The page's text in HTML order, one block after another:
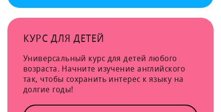
КУРС ДЛЯ ДЕТЕЙ
Универсальный курс для детей любого
возраста. Начните изучение английского
так, чтобы сохранить интерес к языку на
долгие годы!